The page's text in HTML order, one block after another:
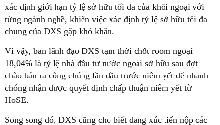
xác định giới hạn tỷ lệ sở hữu tối đa của khối ngoại với
từng ngành nghề, khiến việc xác định tỷ lệ sở hữu tối đa
chung của DXS gặp khó khăn.
Vì vậy, ban lãnh đạo DXS tạm thời chốt room ngoại
18,04% là tỷ lệ nhà đầu tư nước ngoài sở hữu sau đợt
chào bán ra công chúng lần đầu trước niêm yết để nhanh
chóng nhận được quyết định chấp thuận niêm yết từ
HoSE.
Song song đó, DXS cũng cho biết đang xúc tiến nộp các